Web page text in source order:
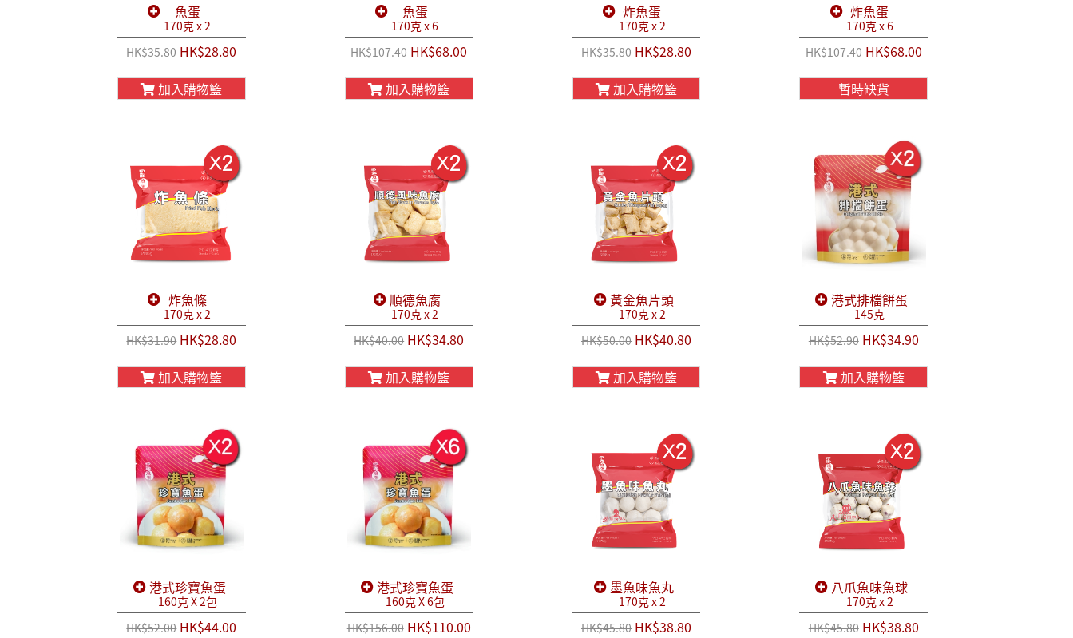
魚蛋
170克 x 2
HK$35.80HK$28.80
加入購物籃
魚蛋
170克 x 6
HK$107.40 HK$68.00
加入購物籃
炸魚蛋
170克 x 2
HK$35.80HK$28.80
加入購物籃
炸魚蛋
170克 x 6
HK$107.40HK$68.00
暫時缺貨
炸魚條
170克 x 2
HK$31.90HK$28.80
加入購物籃
順德魚腐
170克 x 2
HK$40.00 HK$34.80
加入購物籃
黃金魚片頭
170克 x 2
HK$50.00HK$40.80
加入購物籃
港式排檔餅蛋
145克
HK$52.90HK$34.90
加入購物籃
港式珍寶魚蛋
160克 X 2包
HK$52.00HK$44.00
港式珍寶魚蛋
160克 X 6包
HK$156.00HK$110.00
墨魚味魚丸
170克 x 2
HK$45.80HK$38.80
八爪魚味魚球
170克 x 2
HK$45.80HK$38.80